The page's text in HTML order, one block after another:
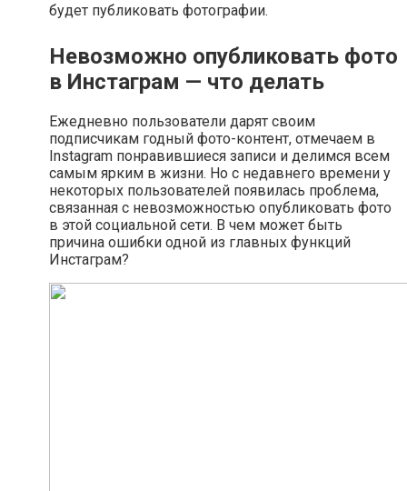
будет публиковать фотографии.
Невозможно опубликовать фото
в Инстаграм — что делать
Ежедневно пользователи дарят своим
подписчикам годный фото-контент, отмечаем в
Instagram понравившиеся записи и делимся всем
самым ярким в жизни. Но с недавнего времени у
некоторых пользователей появилась проблема,
связанная с невозможностью опубликовать фото
в этой социальной сети. В чем может быть
причина ошибки одной из главных функций
Инстаграм?